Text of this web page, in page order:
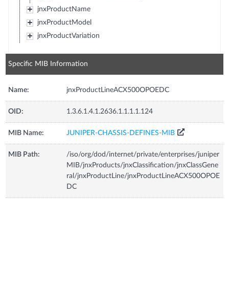
jnxProductName
jnxProductModel
jnxProductVariation
Specific MIB Information
Name: jnxProductLineACX500OPOEDC
OID: 1.3.6.1.4.1.2636.1.1.1.1.124
MIB Name: JUNIPER-CHASSIS-DEFINES-MIB
MIB Path:
/iso/org/dod/internet/private/enterprises/juniper
MIB/jnxProducts/jnxClassification/jnxClassGene
ral/jnxProductLine/jnxProductLineACX500OPOE
DC